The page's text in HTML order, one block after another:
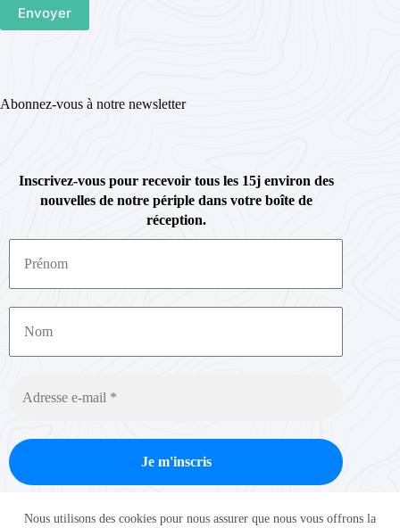
Nous utilisons des cookies pour nous assurer que nous vous offrons la
Abonnez-vous à notre newsletter
Inscrivez-vous pour recevoir tous les 15j environ des
nouvelles de notre périple dans votre boîte de
réception.
Nous ne spammons pas ! Consultez notre